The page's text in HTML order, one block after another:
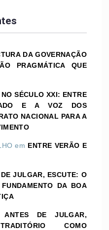
DA GOVERNAÇÃO
PRAGMÁTICA QUE
SÉCULO XXI: ENTRE
E A VOZ DOS
NACIONAL PARA A
em ENTRE VERÃO E
JULGAR, ESCUTE: O
DA BOA
ANTES DE JULGAR,
COMO